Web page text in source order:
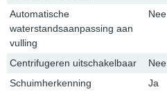
Automatische
waterstandsaanpassing aan
vulling
Nee
Centrifugeren uitschakelbaar
Nee
Schuimherkenning
Ja